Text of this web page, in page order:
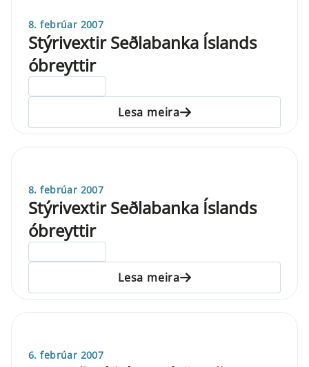
8. febrúar 2007
Stýrivextir Seðlabanka Íslands
óbreyttir
Lesa meira
8. febrúar 2007
Stýrivextir Seðlabanka Íslands
óbreyttir
Lesa meira
6. febrúar 2007